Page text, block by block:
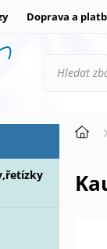
Doprava a